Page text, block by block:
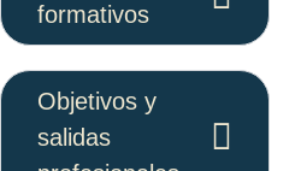
formativos
Objetivos y
salidas